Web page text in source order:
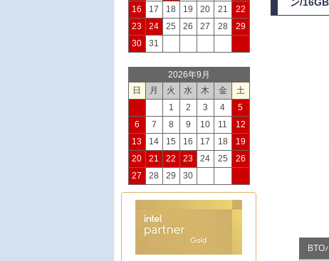
ン/
BTO
16
17 18 19 20 21
22
23
24 25 26 27 28
29
30
31
2026年9月
日
月 火 水 木 金
土
1
2 3 4
5
6
7 8 9 10 11
12
13
14 15 16 17 18
19
20
21 22 23 24 25
26
27
28 29 30